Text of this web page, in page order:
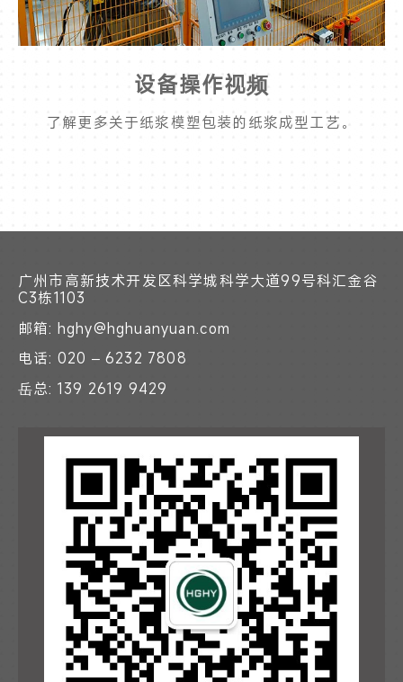
设备操作视频
了解更多关于纸浆模塑包装的纸浆成型工艺。
广州市高新技术开发区科学城科学大道99号科汇金谷
C3栋1103
邮箱: hghy@hghuanyuan.com
电话: 020 – 6232 7808
岳总: 139 2619 9429